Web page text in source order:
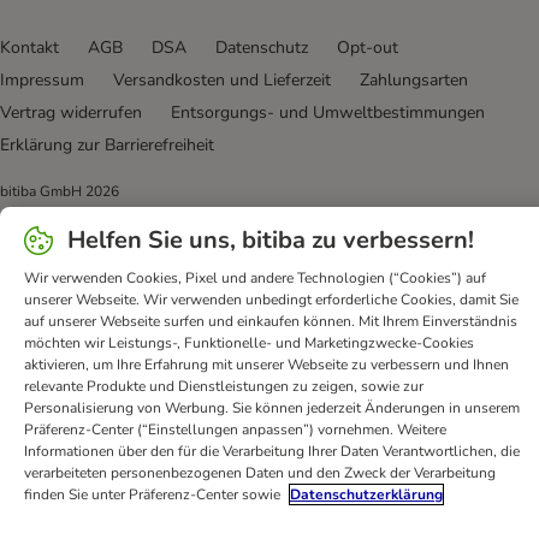
Kontakt AGB DSA Datenschutz
Opt-out
Impressum
Versandkosten und Lieferzeit
Zahlungsarten
Vertrag widerrufen
Entsorgungs- und Umweltbestimmungen
Erklärung zur Barrierefreiheit
bitiba GmbH 2026
Helfen Sie uns, bitiba zu verbessern!
Wir verwenden Cookies, Pixel und andere Technologien (“Cookies”) auf
unserer Webseite. Wir verwenden unbedingt erforderliche Cookies, damit Sie
auf unserer Webseite surfen und einkaufen können. Mit Ihrem Einverständnis
möchten wir Leistungs-, Funktionelle- und Marketingzwecke-Cookies
aktivieren, um Ihre Erfahrung mit unserer Webseite zu verbessern und Ihnen
relevante Produkte und Dienstleistungen zu zeigen, sowie zur
Personalisierung von Werbung. Sie können jederzeit Änderungen in unserem
Präferenz-Center (“Einstellungen anpassen”) vornehmen. Weitere
Informationen über den für die Verarbeitung Ihrer Daten Verantwortlichen, die
verarbeiteten personenbezogenen Daten und den Zweck der Verarbeitung
finden Sie unter Präferenz-Center sowie Datenschutzerklärung